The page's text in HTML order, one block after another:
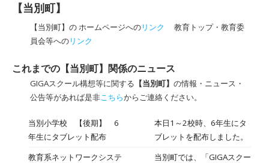
【当別町】
【当別町】の ホームページへのリンク
教育トップ・教育委
員会等へのリンク
これまでの【当別町】関係のニュース
GIGAスクール構想等に関する 【当別町】 の情報・ニュース・
公告等があれば是非こちらからご連絡ください。
当別小学校 【後期】 6
年生にタブレット配布
本日1～2校時、6年生にタ
ブレットを配布しました。
教育系ネットワークシステ
当別町では、「GIGAスクー